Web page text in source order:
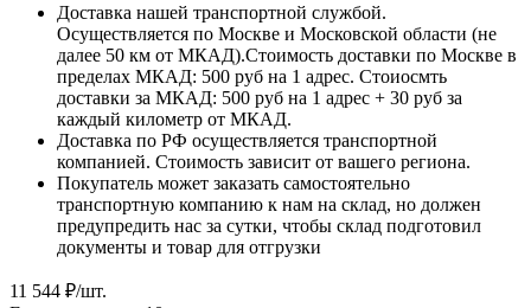
Доставка нашей транспортной службой.
Осуществляется по Москве и Московской области (не
далее 50 км от МКАД).Стоимость доставки по Москве в
пределах МКАД: 500 руб на 1 адрес. Стоиосмть
доставки за МКАД: 500 руб на 1 адрес + 30 руб за
каждый километр от МКАД.
Доставка по РФ осуществляется транспортной
компанией. Стоимость зависит от вашего региона.
Покупатель может заказать самостоятельно
транспортную компанию к нам на склад, но должен
предупредить нас за сутки, чтобы склад подготовил
документы и товар для отгрузки
11 544 ₽/шт.